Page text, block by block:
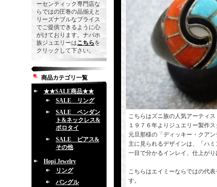
ーセンティック専門店な
らではの圧巻の品揃えと
リーズナブルなプライス
でご提供できるように心
がけております。ナバホ
族ジュエリーはこちらを
クリックして下さい。
商品カテゴリ一覧
★★SALE商品★★
SALE リング
SALE ペンダン
ト&ネックレス&
ボロタイ
SALE ピアス&
その他
Hopi Jewelry
リング
バングル
こちらはズニ族の人気アーティ
１９７６年よりジュエリー製作
元旦那様の「ディッキー・クア
主に見られるデザインは、「ハ
一目で分かるインレイ、仕上が
こちらはエイミーならではの代
す。